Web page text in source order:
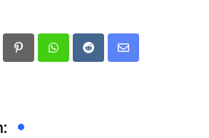
PinterestWhatsappRedditShare